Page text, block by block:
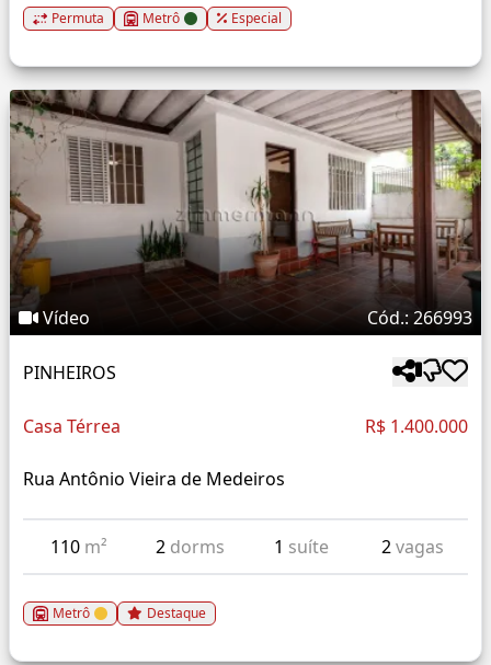
Permuta Metrô Especial
Vídeo Cód.: 266993
PINHEIROS
Casa Térrea R$ 1.400.000
Rua Antônio Vieira de Medeiros
110 m² 2 dorms 1 suíte 2vagas
Metrô Destaque